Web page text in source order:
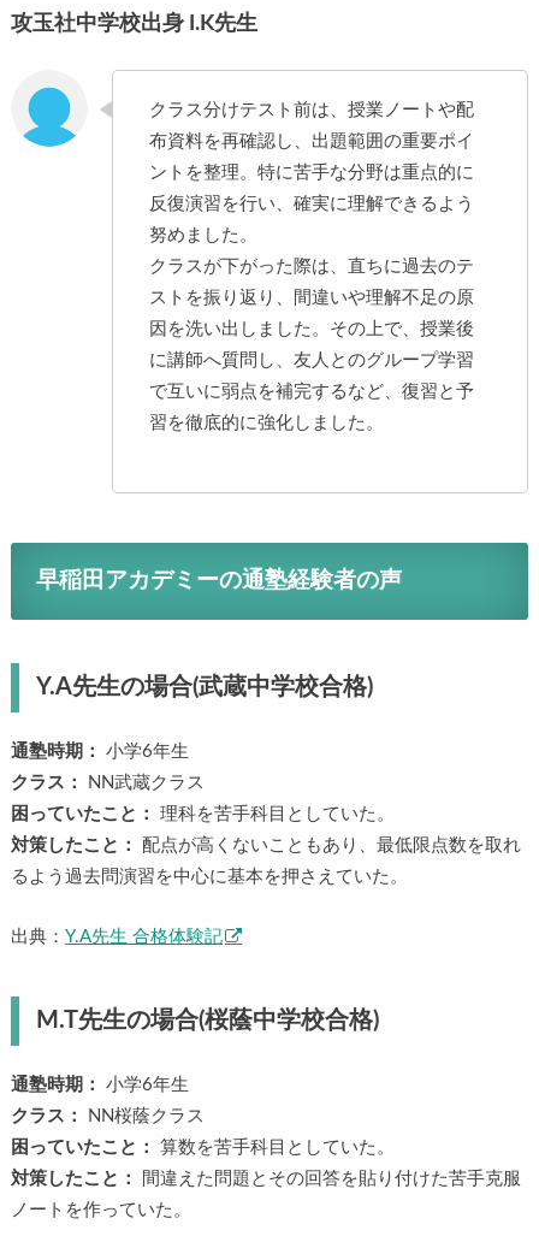
攻玉社中学校出身 I.K先生
クラス分けテスト前は、授業ノートや配
布資料を再確認し、出題範囲の重要ポイ
ントを整理。特に苦手な分野は重点的に
反復演習を行い、確実に理解できるよう
努めました。
クラスが下がった際は、直ちに過去のテ
ストを振り返り、間違いや理解不足の原
因を洗い出しました。その上で、授業後
に講師へ質問し、友人とのグループ学習
で互いに弱点を補完するなど、復習と予
習を徹底的に強化しました。
早稲田アカデミーの通塾経験者の声
Y.A先生の場合(武蔵中学校合格)
通塾時期：
小学6年生
クラス：
NN武蔵クラス
困っていたこと：
理科を苦手科目としていた。
対策したこと：
配点が高くないこともあり、最低限点数を取れ
るよう過去問演習を中心に基本を押さえていた。
出典： Y.A先生 合格体験記
M.T先生の場合(桜蔭中学校合格)
通塾時期：
小学6年生
クラス：
NN桜蔭クラス
困っていたこと：
算数を苦手科目としていた。
対策したこと：
間違えた問題とその回答を貼り付けた苦手克服
ノートを作っていた。